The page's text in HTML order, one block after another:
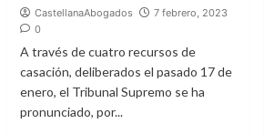
CastellanaAbogados
7 febrero, 2023
0
A través de cuatro recursos de
casación, deliberados el pasado 17 de
enero, el Tribunal Supremo se ha
pronunciado, por...